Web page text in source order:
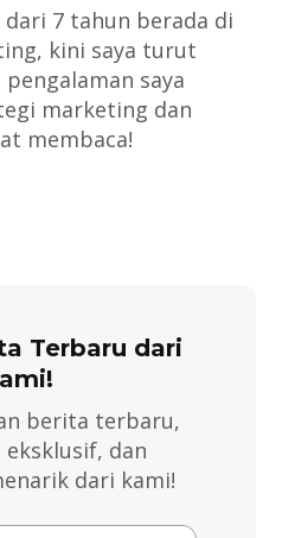
dari 7 tahun berada di
kini saya turut
saya
marketing dan
membaca!
Terbaru dari
berita terbaru,
eksklusif, dan
dari kami!